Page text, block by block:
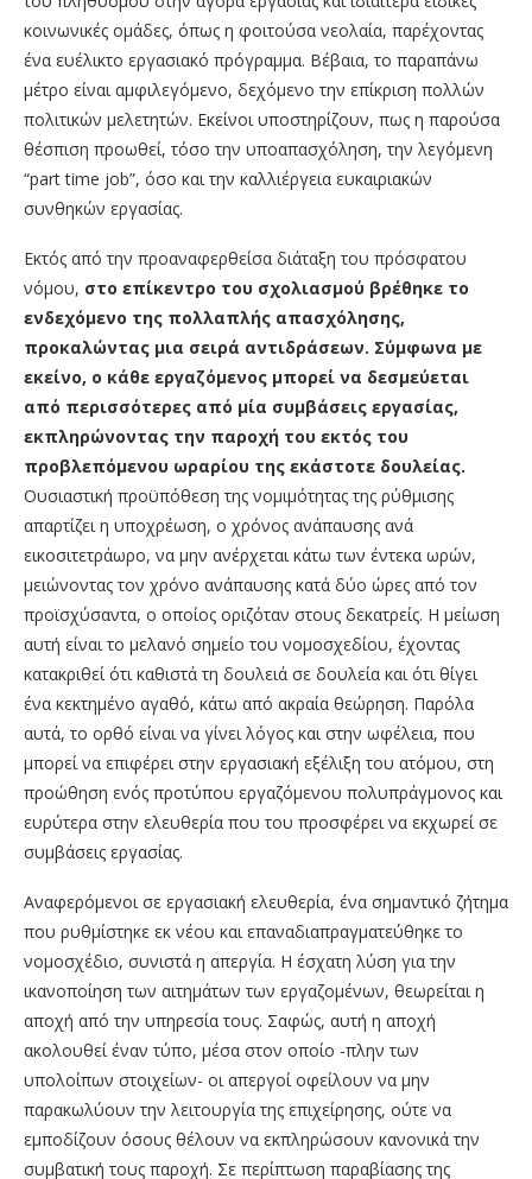
κοινωνικές ομάδες, όπως η φοιτούσα νεολαία, παρέχοντας
ένα ευέλικτο εργασιακό πρόγραμμα. Βέβαια, το παραπάνω
μέτρο είναι αμφιλεγόμενο, δεχόμενο την επίκριση πολλών
πολιτικών μελετητών. Εκείνοι υποστηρίζουν, πως η παρούσα
θέσπιση προωθεί, τόσο την υποαπασχόληση, την λεγόμενη
“part time job”, όσο και την καλλιέργεια ευκαιριακών
συνθηκών εργασίας.
Εκτός από την προαναφερθείσα διάταξη του πρόσφατου
νόμου, στο επίκεντρο του σχολιασμού βρέθηκε το
ενδεχόμενο της πολλαπλής απασχόλησης,
προκαλώντας μια σειρά αντιδράσεων. Σύμφωνα με
εκείνο, ο κάθε εργαζόμενος μπορεί να δεσμεύεται
από περισσότερες από μία συμβάσεις εργασίας,
εκπληρώνοντας την παροχή του εκτός του
προβλεπόμενου ωραρίου της εκάστοτε δουλείας.
Ουσιαστική προϋπόθεση της νομιμότητας της ρύθμισης
απαρτίζει η υποχρέωση, ο χρόνος ανάπαυσης ανά
εικοσιτετράωρο, να μην ανέρχεται κάτω των έντεκα ωρών,
μειώνοντας τον χρόνο ανάπαυσης κατά δύο ώρες από τον
προϊσχύσαντα, ο οποίος οριζόταν στους δεκατρείς. Η μείωση
αυτή είναι το μελανό σημείο του νομοσχεδίου, έχοντας
κατακριθεί ότι καθιστά τη δουλειά σε δουλεία και ότι θίγει
ένα κεκτημένο αγαθό, κάτω από ακραία θεώρηση. Παρόλα
αυτά, το ορθό είναι να γίνει λόγος και στην ωφέλεια, που
μπορεί να επιφέρει στην εργασιακή εξέλιξη του ατόμου, στη
προώθηση ενός προτύπου εργαζόμενου πολυπράγμονος και
ευρύτερα στην ελευθερία που του προσφέρει να εκχωρεί σε
συμβάσεις εργασίας.
Αναφερόμενοι σε εργασιακή ελευθερία, ένα σημαντικό ζήτημα
που ρυθμίστηκε εκ νέου και επαναδιαπραγματεύθηκε το
νομοσχέδιο, συνιστά η απεργία. Η έσχατη λύση για την
ικανοποίηση των αιτημάτων των εργαζομένων, θεωρείται η
αποχή από την υπηρεσία τους. Σαφώς, αυτή η αποχή
ακολουθεί έναν τύπο, μέσα στον οποίο -πλην των
υπολοίπων στοιχείων- οι απεργοί οφείλουν να μην
παρακωλύουν την λειτουργία της επιχείρησης, ούτε να
εμποδίζουν όσους θέλουν να εκπληρώσουν κανονικά την
συμβατική τους παροχή. Σε περίπτωση παραβίασης της